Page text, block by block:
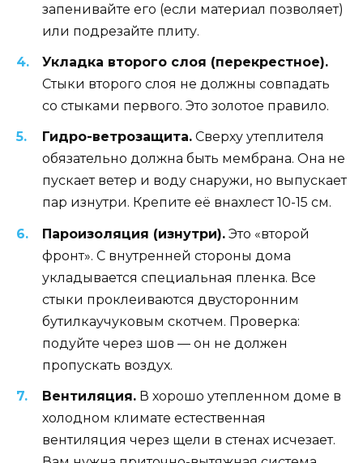
запенивайте его (если материал позволяет)
или подрезайте плиту.
Укладка второго слоя (перекрестное).
Стыки второго слоя не должны совпадать
со стыками первого. Это золотое правило.
Гидро-ветрозащита. Сверху утеплителя
обязательно должна быть мембрана. Она не
пускает ветер и воду снаружи, но выпускает
пар изнутри. Крепите её внахлест 10-15 см.
Пароизоляция (изнутри). Это «второй
фронт». С внутренней стороны дома
укладывается специальная пленка. Все
стыки проклеиваются двусторонним
бутилкаучуковым скотчем. Проверка:
подуйте через шов — он не должен
пропускать воздух.
Вентиляция. В хорошо утепленном доме в
холодном климате естественная
вентиляция через щели в стенах исчезает.